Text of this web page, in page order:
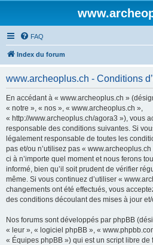
FAQ
Index du forum
www.archeoplus.ch - Conditions
En accédant à « www.archeoplus.ch »
« notre », « nos », « www.archeoplus.ch »,
« http://www.archeoplus.ch/agora3 »), vous
responsable des conditions suivantes. Si
légalement responsable de toutes les
pas et/ou n’utilisez pas «
ci à n’importe quel moment et nous ferons
informé, bien qu’il soit prudent de vérifier
même. Si vous continuez d’utiliser «
changements ont été effectués, vous
des conditions découlant des mises à jour
Nos forums sont développés par phpBB
« leur », « logiciel phpBB », «
« Équipes phpBB ») qui est un script libre